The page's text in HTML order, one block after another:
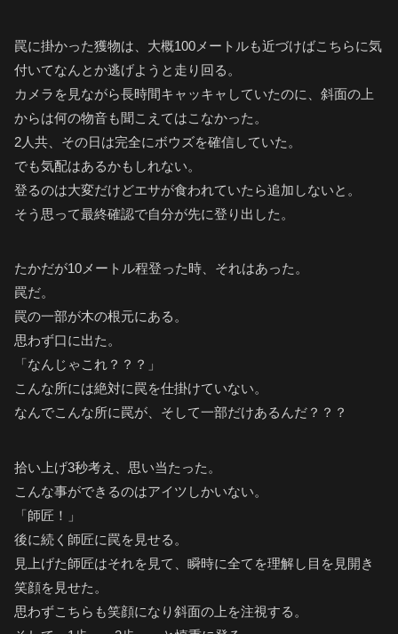
罠に掛かった獲物は、大概100メートルも近づけばこちらに気
付いてなんとか逃げようと走り回る。
カメラを見ながら長時間キャッキャしていたのに、斜面の上
からは何の物音も聞こえてはこなかった。
2人共、その日は完全にボウズを確信していた。
でも気配はあるかもしれない。
登るのは大変だけどエサが食われていたら追加しないと。
そう思って最終確認で自分が先に登り出した。
たかだが10メートル程登った時、それはあった。
罠だ。
罠の一部が木の根元にある。
思わず口に出た。
「なんじゃこれ？？？」
こんな所には絶対に罠を仕掛けていない。
なんでこんな所に罠が、そして一部だけあるんだ？？？
拾い上げ3秒考え、思い当たった。
こんな事ができるのはアイツしかいない。
「師匠！」
後に続く師匠に罠を見せる。
見上げた師匠はそれを見て、瞬時に全てを理解し目を見開き
笑顔を見せた。
思わずこちらも笑顔になり斜面の上を注視する。